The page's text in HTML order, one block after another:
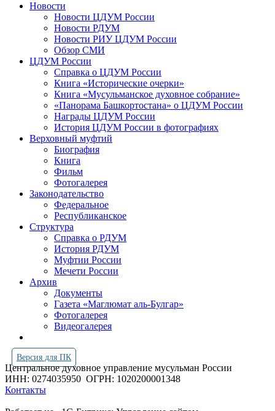
Новости
Новости ЦДУМ России
Новости РДУМ
Новости РИУ ЦДУМ России
Обзор СМИ
ЦДУМ России
Справка о ЦДУМ России
Книга «Исторические очерки»
Книга «Мусульманское духовное собрание»
«Панорама Башкортостана» о ЦДУМ России
Награды ЦДУМ России
История ЦДУМ России в фотографиях
Верховный муфтий
Биография
Книга
Фильм
Фотогалерея
Законодательство
Федеральное
Республиканское
Структура
Справка о РДУМ
История РДУМ
Муфтии России
Мечети России
Архив
Документы
Газета «Маглюмат аль-Булгар»
Фотогалерея
Видеогалерея
Версия для ПК
Центральное духовное управление мусульман России
ИНН: 0274035950 ОГРН: 1020200001348
Контакты